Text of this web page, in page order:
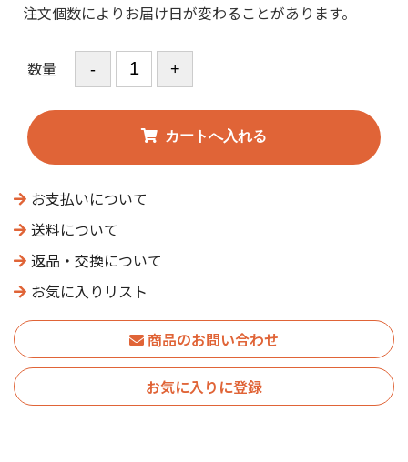
注文個数によりお届け日が変わることがあります。
数量
お支払いについて
送料について
返品・交換について
お気に入りリスト
商品のお問い合わせ
お気に入りに登録